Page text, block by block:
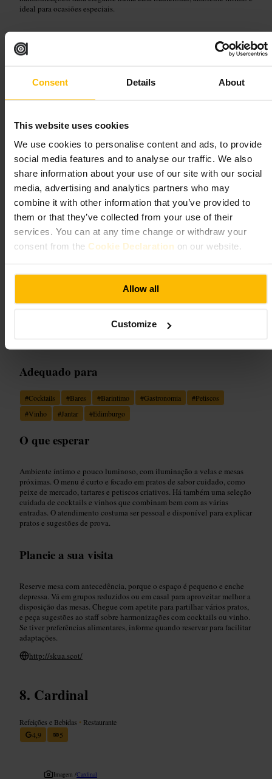
Consent Details About
This website uses cookies
We use cookies to personalise content and ads, to provide
social media features and to analyse our traffic. We also
share information about your use of our site with our social
media, advertising and analytics partners who may
combine it with other information that you’ve provided to
them or that they’ve collected from your use of their
services. You can at any time change or withdraw your
consent from the Cookie Declaration on our website.
Allow all
Customize
ideal para ocasiões especiais.
Planeie a sua visita
Informe sobre alergias ou restrições alimentares no momento da
consulte o sommelier para sugestões. Para celebrações, mencione o
smart casual.
https://lylaedinburgh.co.uk/
3 Royal Terrace, Edinburgh EH7 5AB, Reino Unido
Skua
Comer e Beber Bar•Bar de Coquetéis• Comer e Beber •Bar
4,6
“Cocktails e petiscos à luz de velas num porão
Adequado para
#Cocktails #Bares #Barintimo #Gastronomia #Petiscos
#Vinho #Jantar #Edimburgo
O que esperar
Ambiente íntimo e pouco luminoso, com iluminação a velas e mesas
próximas. O menu é curto e focado em pratos de sabor cuidado, como
peixe de mercado, tartares e petiscos criativos. Há também uma seleção
cuidada de cocktails e vinhos que combinam bem com as várias
entradas. O atendimento costuma ser pessoal e disponível para explicar
pratos e sugestões de prova.
Planeie a sua visita
Reserve mesa com antecedência, porque o espaço é pequeno e enche
depressa. Vá em grupos reduzidos ou em casal para aproveitar melhor a
disposição das mesas. Chegue com apetite para partilhar vários pratos,
e peça sugestões ao staff sobre harmonizações com cocktails ou vinho.
Se tiver preferências alimentares, informe quando reservar para facilitar
adaptações.
http://skua.scot/
Cardinal
Refeições e Bebidas • Restaurante
4,9
5
Imagem /Cardinal